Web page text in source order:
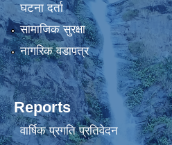
घटना दर्ता
सामाजिक सुरक्षा
नागरिक वडापत्र
Reports
वार्षिक प्रगति प्रतिवेदन